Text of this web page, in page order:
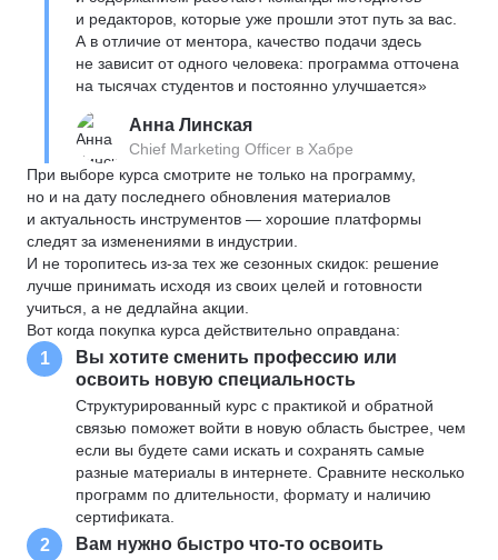
и редакторов, которые уже прошли этот путь за вас.
А в отличие от ментора, качество подачи здесь
не зависит от одного человека: программа отточена
на тысячах студентов и постоянно улучшается»
Анна Линская
Chief Marketing Officer в Хабре
При выборе курса смотрите не только на программу,
но и на дату последнего обновления материалов
и актуальность инструментов — хорошие платформы
следят за изменениями в индустрии.
И не торопитесь из-за тех же сезонных скидок: решение
лучше принимать исходя из своих целей и готовности
учиться, а не дедлайна акции.
Вот когда покупка курса действительно оправдана:
1
Вы хотите сменить профессию или
освоить новую специальность
Структурированный курс с практикой и обратной
связью поможет войти в новую область быстрее, чем
если вы будете сами искать и сохранять самые
разные материалы в интернете. Сравните несколько
программ по длительности, формату и наличию
сертификата.
2 Вам нужно быстро что-то освоить